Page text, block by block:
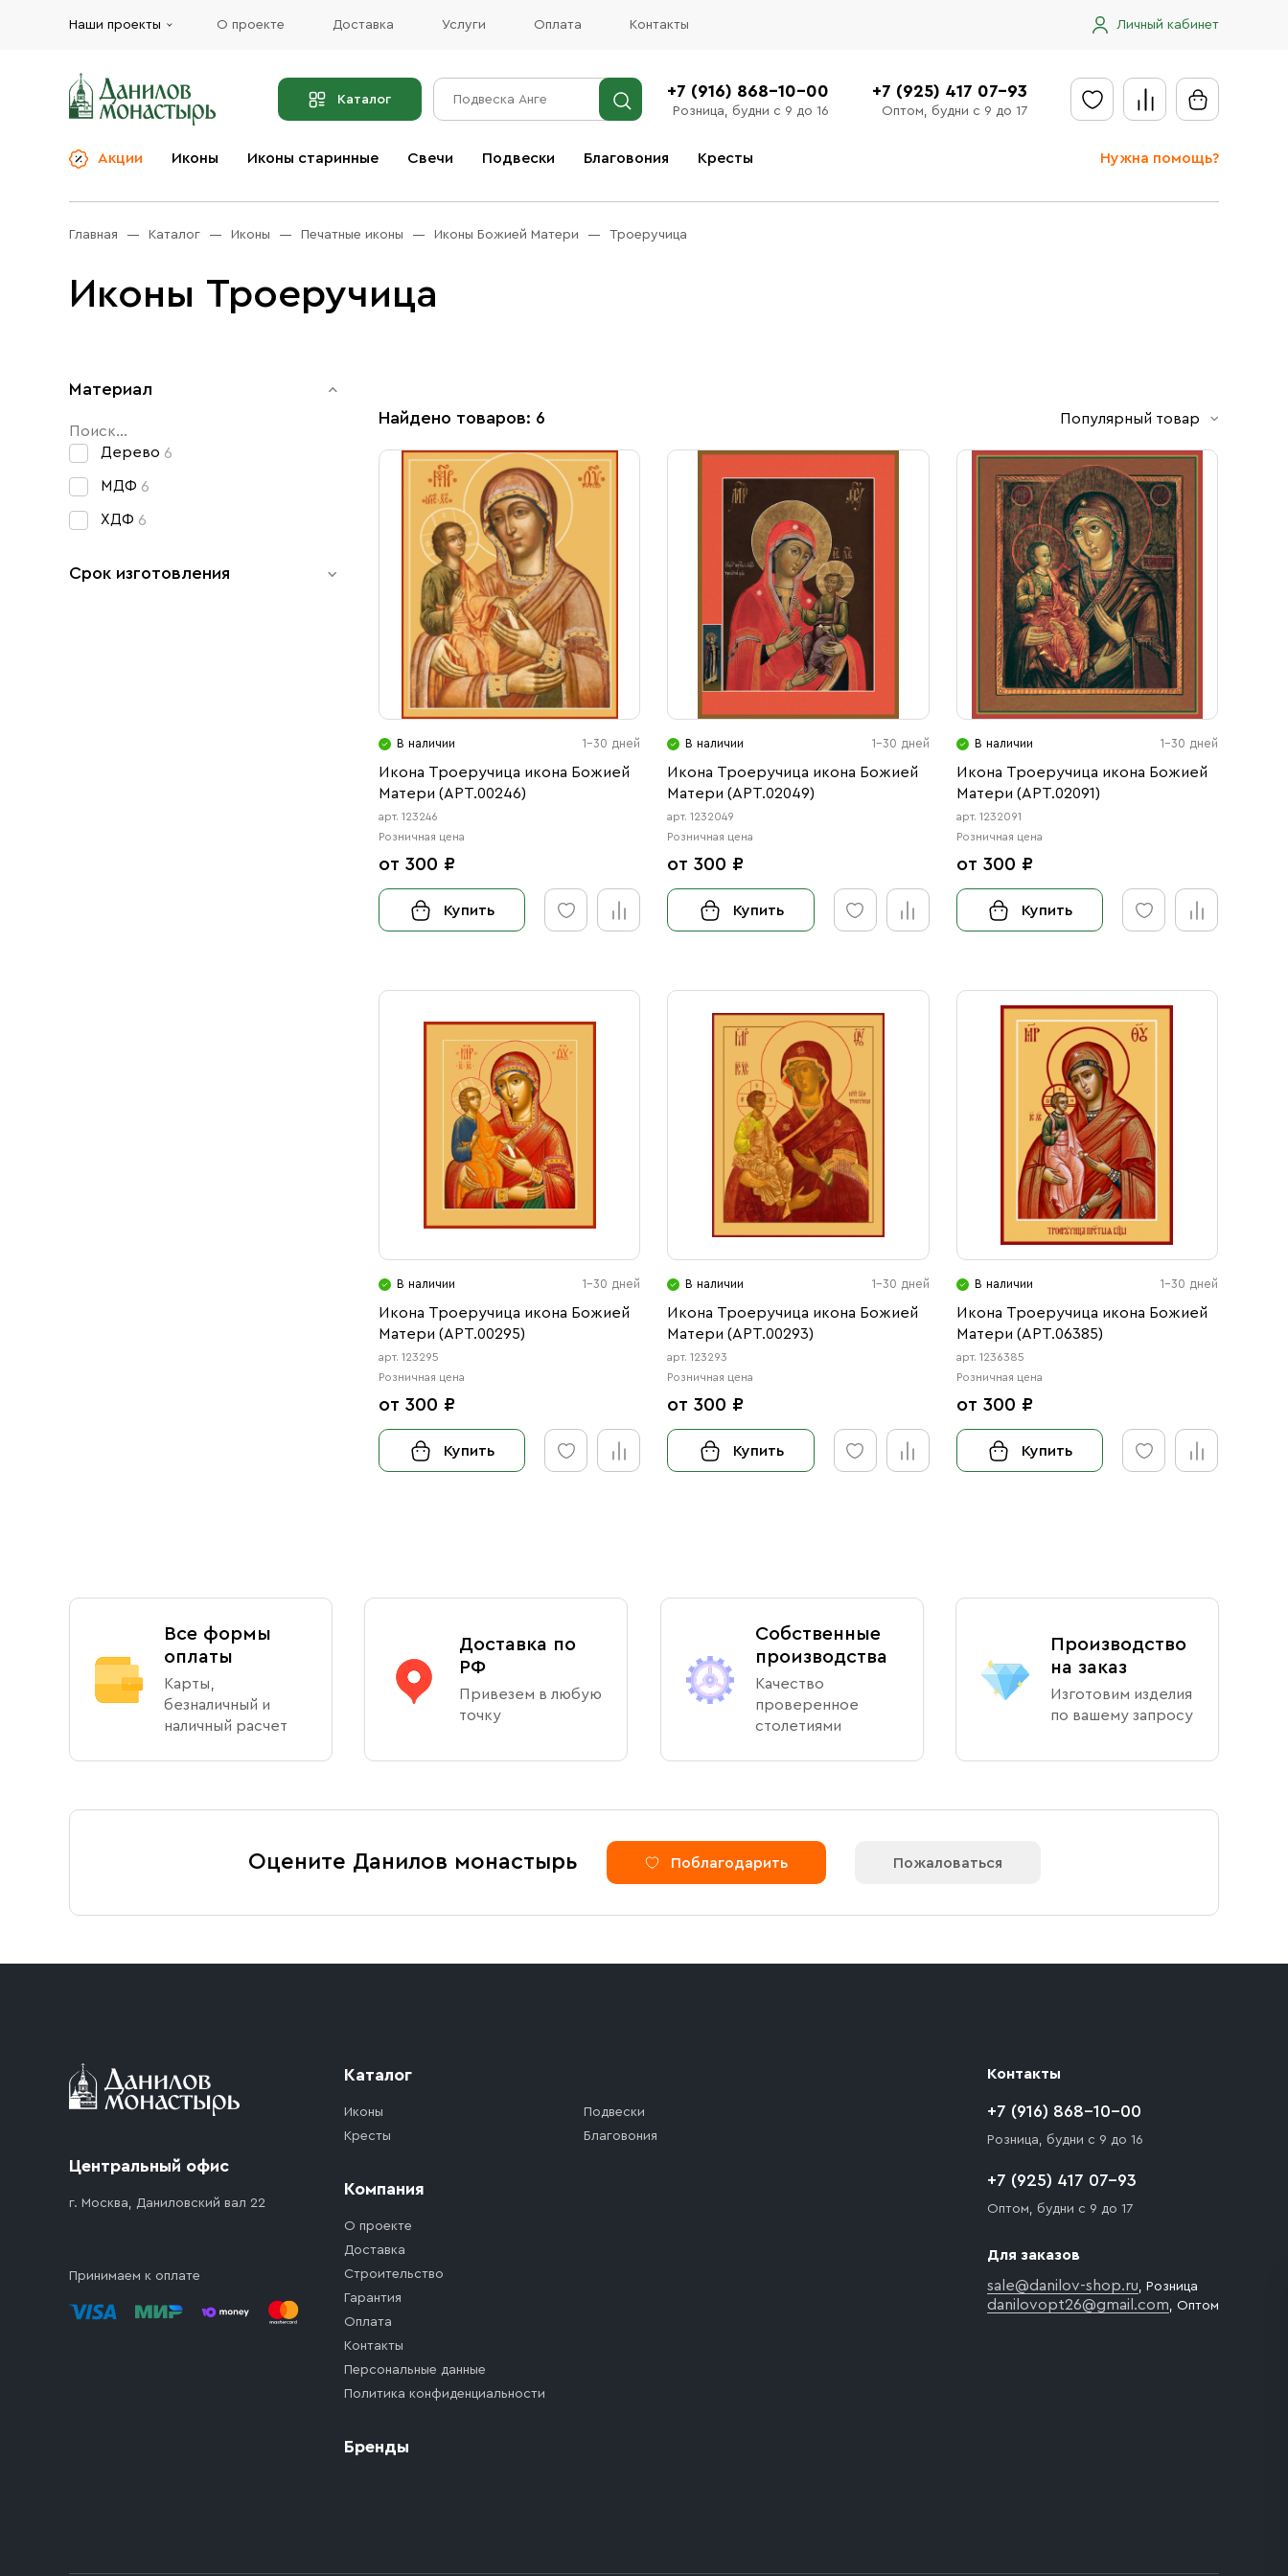
Наши проекты О проекте Доставка Услуги Оплата Контакты Личный кабинет
Каталог +7 (916) 868-10-00
Розница, будни с 9 до 16
+7 (925) 417 07-93
Оптом, будни с 9 до 17
Акции Иконы Иконы старинные Свечи Подвески Благовония Кресты Нужна помощь?
Отправить заявку
Церковная утварь
Бренды
Услуги
Главная Каталог Иконы Печатные иконы Иконы Божией Матери Троеручица
Иконы Троеручица
Материал
Дерево 6
МДФ 6
ХДФ 6
Срок изготовления
Найдено товаров: 6 Популярный товар
В наличии 1-30 дней
Икона Троеручица икона Божией
Матери (АРТ.00246)
арт. 123246
Розничная цена
от 300 ₽
Купить
В наличии 1-30 дней
Икона Троеручица икона Божией
Матери (АРТ.02049)
арт. 1232049
Розничная цена
от 300 ₽
Купить
В наличии 1-30 дней
Икона Троеручица икона Божией
Матери (АРТ.02091)
арт. 1232091
Розничная цена
от 300 ₽
Купить
В наличии 1-30 дней
Икона Троеручица икона Божией
Матери (АРТ.00295)
арт. 123295
Розничная цена
от 300 ₽
Купить
В наличии 1-30 дней
Икона Троеручица икона Божией
Матери (АРТ.00293)
арт. 123293
Розничная цена
от 300 ₽
Купить
В наличии 1-30 дней
Икона Троеручица икона Божией
Матери (АРТ.06385)
арт. 1236385
Розничная цена
от 300 ₽
Купить
Все формы
оплаты
Карты,
безналичный и
наличный расчет
Доставка по
РФ
Привезем в любую
точку
Собственные
производства
Качество
проверенное
столетиями
Производство
на заказ
Изготовим изделия
по вашему запросу
Оцените Данилов монастырь Поблагодарить Пожаловаться
Центральный офис
г. Москва, Даниловский вал 22
Принимаем к оплате
Каталог
Иконы
Кресты
Подвески
Благовония
Компания
О проекте
Доставка
Строительство
Гарантия
Оплата
Контакты
Персональные данные
Политика конфиденциальности
Бренды
Контакты
+7 (916) 868-10-00
Розница, будни с 9 до 16
+7 (925) 417 07-93
Оптом, будни с 9 до 17
Для заказов
sale@danilov-shop.ru, Розница
danilovopt26@gmail.com, Оптом